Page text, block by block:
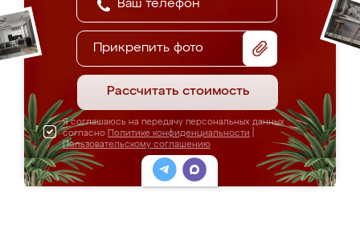
Прикрепить фото
Рассчитать стоимость
Я соглашаюсь на передачу персональных данных
согласно Политике конфиденциальности
Пользовательскому соглашению